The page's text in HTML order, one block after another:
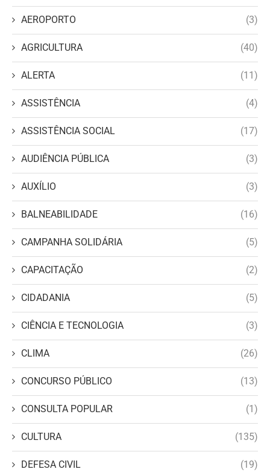
AEROPORTO (3)
AGRICULTURA (40)
ALERTA (11)
ASSISTÊNCIA (4)
ASSISTÊNCIA SOCIAL (17)
AUDIÊNCIA PÚBLICA (3)
AUXÍLIO (3)
BALNEABILIDADE (16)
CAMPANHA SOLIDÁRIA (5)
CAPACITAÇÃO (2)
CIDADANIA (5)
CIÊNCIA E TECNOLOGIA (3)
CLIMA (26)
CONCURSO PÚBLICO (13)
CONSULTA POPULAR (1)
CULTURA (135)
DEFESA CIVIL (19)